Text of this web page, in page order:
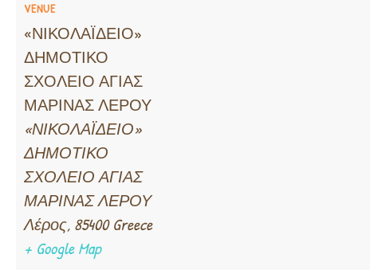
VENUE
«ΝΙΚΟΛΑΪΔΕΙΟ»
ΔΗΜΟΤΙΚΟ
ΣΧΟΛΕΙΟ ΑΓΙΑΣ
ΜΑΡΙΝΑΣ ΛΕΡΟΥ
«ΝΙΚΟΛΑΪΔΕΙΟ»
ΔΗΜΟΤΙΚΟ
ΣΧΟΛΕΙΟ ΑΓΙΑΣ
ΜΑΡΙΝΑΣ ΛΕΡΟΥ
Λέρος, 85400 Greece
+ Google Map